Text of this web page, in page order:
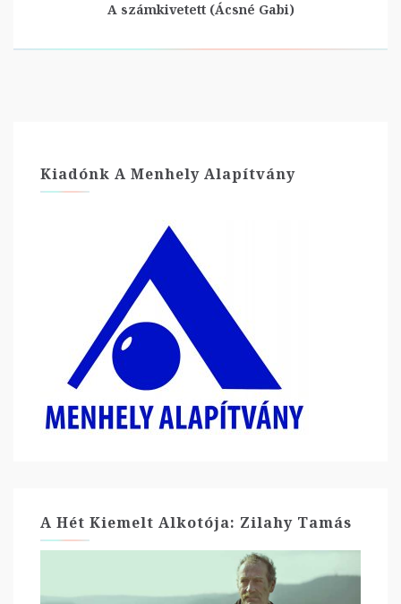
A számkivetett (Ácsné Gabi)
Kiadónk A Menhely Alapítvány
A Hét Kiemelt Alkotója: Zilahy Tamás